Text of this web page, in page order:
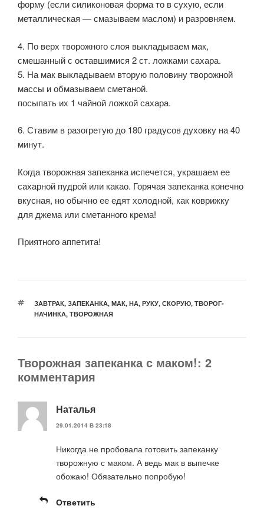
форму (если силиконовая форма то в сухую, если
металлическая — смазываем маслом) и разровняем.
4. По верх творожного слоя выкладываем мак,
смешанный с оставшимися 2 ст. ложками сахара.
5. На мак выкладываем вторую половину творожной
массы и обмазываем сметаной.
посыпать их 1 чайной ложкой сахара.
6. Ставим в разогретую до 180 градусов духовку на 40
минут.
Когда творожная запеканка испечется, украшаем ее
сахарной пудрой или какао. Горячая запеканка конечно
вкусная, но обычно ее едят холодной, как коврижку
для джема или сметанного крема!
Приятного аппетита!
МЕТКИ
ЗАВТРАК, ЗАПЕКАНКА, МАК, НА, РУКУ, СКОРУЮ, ТВОРОГ-
НАЧИНКА, ТВОРОЖНАЯ
Творожная запеканка с маком!: 2
комментария
Наталья
29.01.2014 В 23:18
Никогда не пробовала готовить запеканку
творожную с маком. А ведь мак в выпечке
обожаю! Обязательно попробую!
Ответить